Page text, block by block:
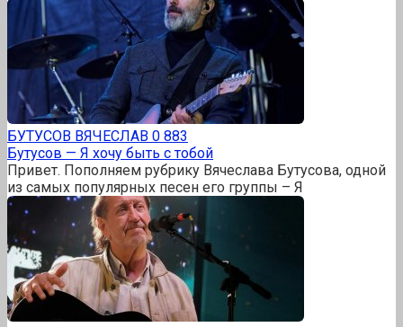
БУТУСОВ ВЯЧЕСЛАВ 0 883
Бутусов — Я хочу быть с тобой
Привет. Пополняем рубрику Вячеслава Бутусова, одной
из самых популярных песен его группы – Я